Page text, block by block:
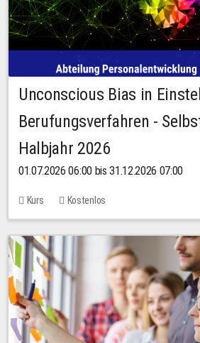
Unconscious Bias in
Berufungsverfahren -
Halbjahr 2026
01.07.2026 06:00 bis 31.12.2026 07:00
Kurs Kostenlos